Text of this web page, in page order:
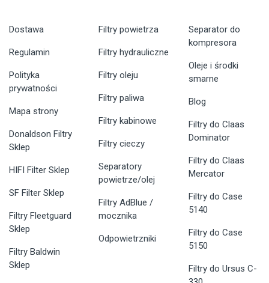
Dostawa
Regulamin
Polityka
prywatności
Mapa strony
Donaldson Filtry
Sklep
HIFI Filter Sklep
SF Filter Sklep
Filtry Fleetguard
Sklep
Filtry Baldwin
Sklep
Filtry powietrza
Filtry hydrauliczne
Filtry oleju
Filtry paliwa
Filtry kabinowe
Filtry cieczy
Separatory
powietrze/olej
Filtry AdBlue /
mocznika
Odpowietrzniki
Separator do
kompresora
Oleje i środki
smarne
Blog
Filtry do Claas
Dominator
Filtry do Claas
Mercator
Filtry do Case
5140
Filtry do Case
5150
Filtry do Ursus C-